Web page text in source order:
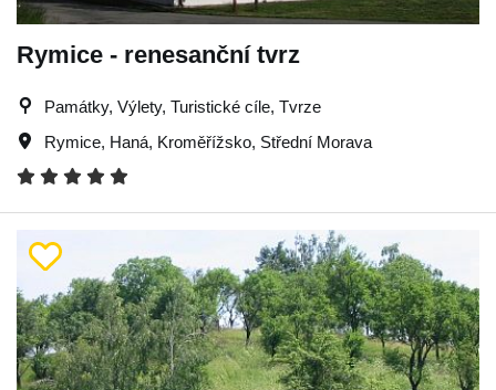
Rymice - renesanční tvrz
Památky, Výlety, Turistické cíle, Tvrze
Rymice, Haná, Kroměřížsko, Střední Morava